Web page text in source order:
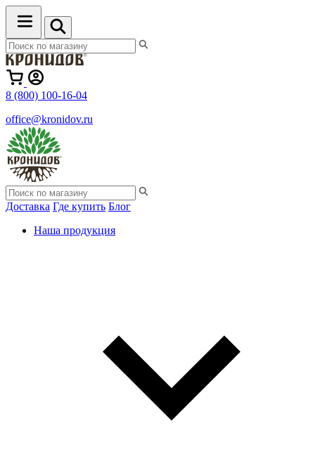
8 (800) 100-16-04
office@kronidov.ru
Доставка Где купить Блог
Наша продукция